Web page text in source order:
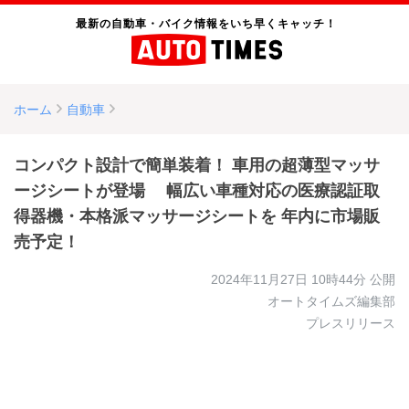
最新の自動車・バイク情報をいち早くキャッチ！
ホーム 自動車
コンパクト設計で簡単装着！ 車用の超薄型マッサ
ージシートが登場 幅広い車種対応の医療認証取
得器機・本格派マッサージシートを 年内に市場販
売予定！
2024年11月27日 10時44分 公開
オートタイムズ編集部
プレスリリース